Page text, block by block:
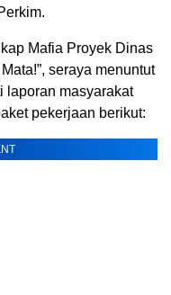
Mafia Proyek Dinas
seraya menuntut
laporan masyarakat
pekerjaan berikut: